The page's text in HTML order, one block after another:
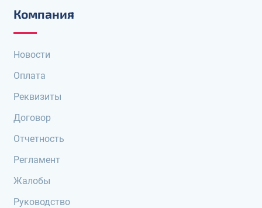
Компания
Новости
Оплата
Реквизиты
Договор
Отчетность
Регламент
Жалобы
Руководство